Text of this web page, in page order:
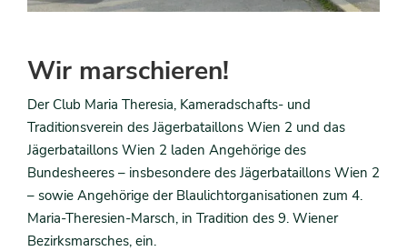
Wir marschieren!
Der Club Maria Theresia, Kameradschafts- und
Traditionsverein des Jägerbataillons Wien 2 und das
Jägerbataillons Wien 2 laden Angehörige des
Bundesheeres – insbesondere des Jägerbataillons Wien 2
– sowie Angehörige der Blaulichtorganisationen zum 4.
Maria-Theresien-Marsch, in Tradition des 9. Wiener
Bezirksmarsches, ein.